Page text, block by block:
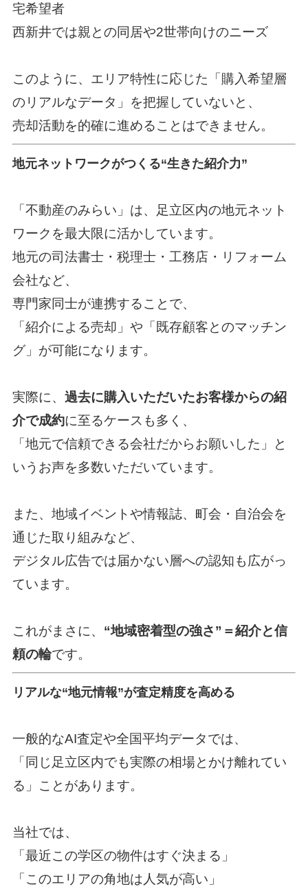
宅希望者
西新井では親との同居や2世帯向けのニーズ
このように、エリア特性に応じた「購入希望層
のリアルなデータ」を把握していないと、
売却活動を的確に進めることはできません。
地元ネットワークがつくる“生きた紹介力”
「不動産のみらい」は、足立区内の地元ネット
ワークを最大限に活かしています。
地元の司法書士・税理士・工務店・リフォーム
会社など、
専門家同士が連携することで、
「紹介による売却」や「既存顧客とのマッチン
グ」が可能になります。
実際に、 過去に購入いただいたお客様からの紹
介で成約に至るケースも多く、
「地元で信頼できる会社だからお願いした」と
いうお声を多数いただいています。
また、地域イベントや情報誌、町会・自治会を
通じた取り組みなど、
デジタル広告では届かない層への認知も広がっ
ています。
これがまさに、 “地域密着型の強さ”＝紹介と信
頼の輪です。
リアルな“地元情報”が査定精度を高める
一般的なAI査定や全国平均データでは、
「同じ足立区内でも実際の相場とかけ離れてい
る」ことがあります。
当社では、
「最近この学区の物件はすぐ決まる」
「このエリアの角地は人気が高い」